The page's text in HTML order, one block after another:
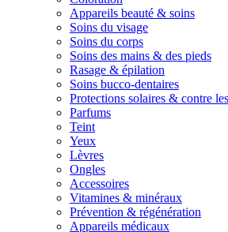
Appareils beauté & soins
Soins du visage
Soins du corps
Soins des mains & des pieds
Rasage & épilation
Soins bucco-dentaires
Protections solaires & contre
Parfums
Teint
Yeux
Lèvres
Ongles
Accessoires
Vitamines & minéraux
Prévention & régénération
Appareils médicaux